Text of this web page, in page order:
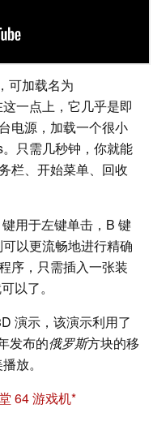
可加载名为
一点上，它几乎是即
电源，加载一个很小
只需几秒钟，你就能
栏、开始菜单、回收
用于左键单击，B 键
以更流畅地进行精确
序，只需插入一张装
以了。
演示，该演示利用了
发布的俄罗斯方块的移
放。
64 游戏机